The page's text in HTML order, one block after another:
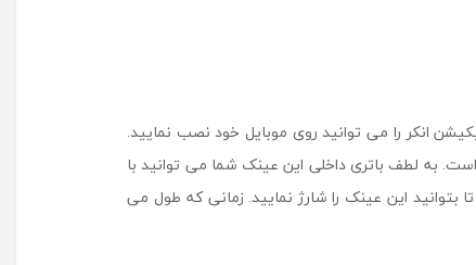
انکر را می توانید روی موبایل خود نصب نمایید.
متر است و طول هر یک از شیشه های آن نیز 56 میلی متر می باشد. عرض پل عینک نیز 18 میلی متر است. به لطف باتری داخلی این عینک شما می توانید با
تا بتوانید این عینک را شارژ نمایید. زمانی که طول می